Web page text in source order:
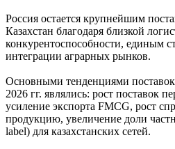
Россия остается крупнейшим
Казахстан благодаря близкой
конкурентоспособности, единым
интеграции аграрных рынков.
Основными тенденциями
2026 гг. являлись: рост поставок
усиление экспорта FMCG, рост
продукцию, увеличение доли
label) для казахстанских сетей.